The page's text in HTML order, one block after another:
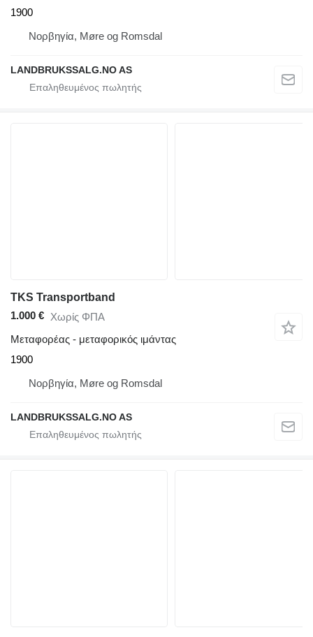
1900
Νορβηγία, Møre og Romsdal
LANDBRUKSSALG.NO AS
TKS Transportband
1.000 € Χωρίς ΦΠΑ
Μεταφορέας - μεταφορικός ιμάντας
1900
Νορβηγία, Møre og Romsdal
LANDBRUKSSALG.NO AS